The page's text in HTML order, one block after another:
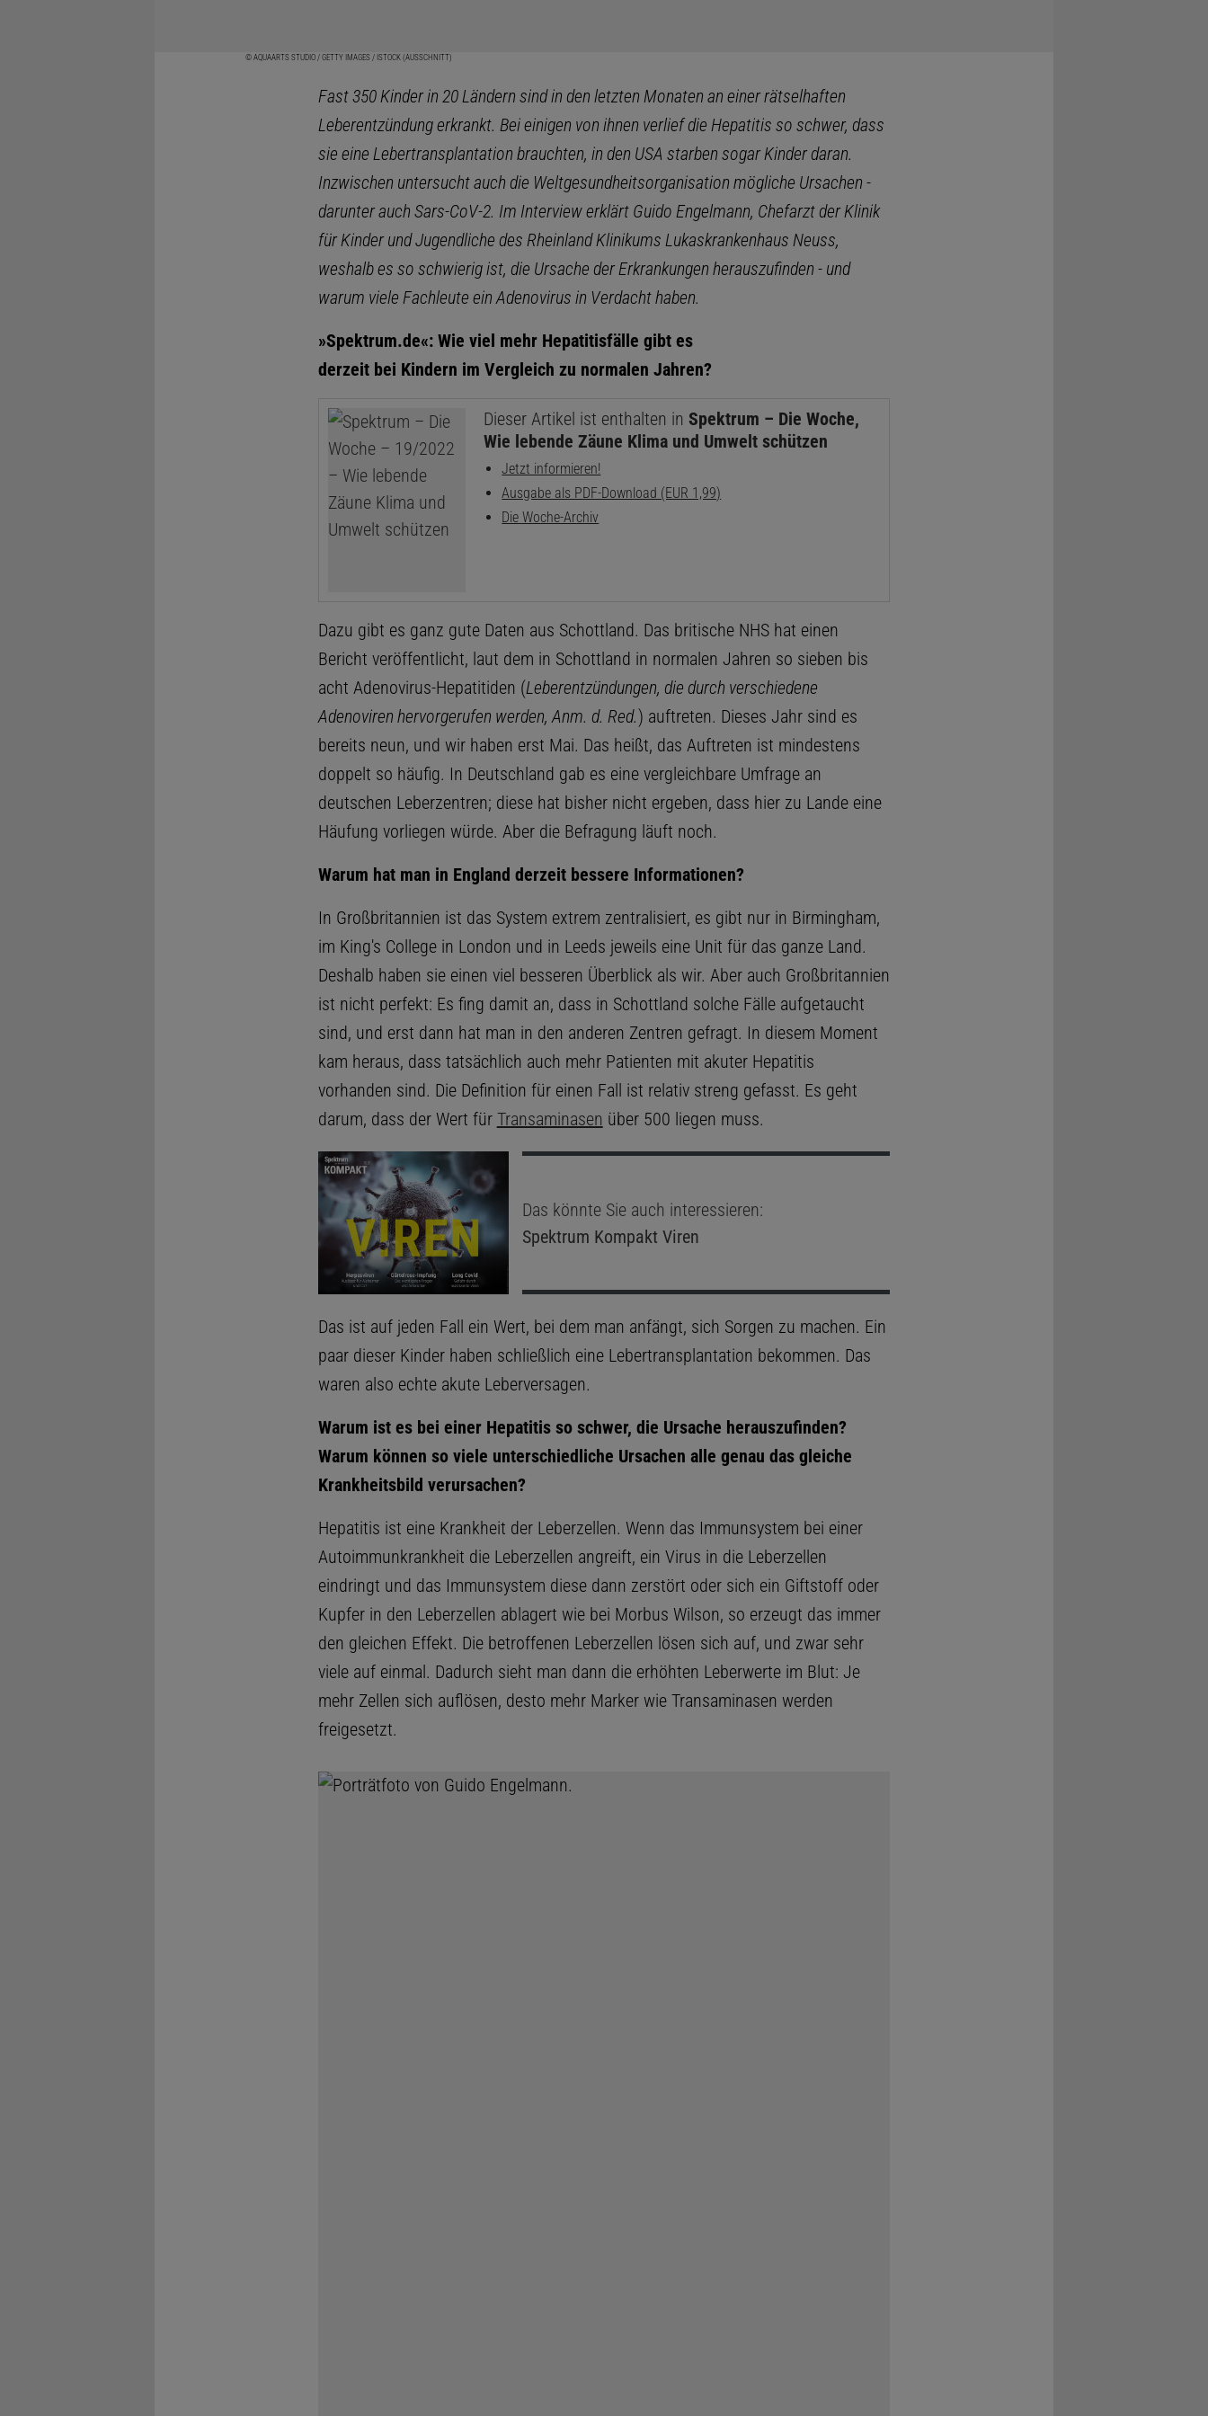
© AQUAARTS STUDIO / GETTY IMAGES / ISTOCK (AUSSCHNITT)
Fast 350 Kinder in 20 Ländern sind in den letzten Monaten an einer rätselhaften
Leberentzündung erkrankt. Bei einigen von ihnen verlief die Hepatitis so schwer, dass
sie eine Lebertransplantation brauchten, in den USA starben sogar Kinder daran.
Inzwischen untersucht auch die Weltgesundheitsorganisation mögliche Ursachen -
darunter auch Sars-CoV-2. Im Interview erklärt Guido Engelmann, Chefarzt der Klinik
für Kinder und Jugendliche des Rheinland Klinikums Lukaskrankenhaus Neuss,
weshalb es so schwierig ist, die Ursache der Erkrankungen herauszufinden - und
warum viele Fachleute ein Adenovirus in Verdacht haben.
»Spektrum.de«: Wie viel mehr Hepatitisfälle gibt es
derzeit bei Kindern im Vergleich zu normalen Jahren?
Dieser Artikel ist enthalten inSpektrum – Die Woche,
Wie lebende Zäune Klima und Umwelt schützen
Jetzt informieren!
Ausgabe als PDF-Download (EUR 1,99)
Die Woche-Archiv
Dazu gibt es ganz gute Daten aus Schottland. Das britische NHS hat einen
Bericht veröffentlicht, laut dem in Schottland in normalen Jahren so sieben bis
acht Adenovirus-Hepatitiden (Leberentzündungen, die durch verschiedene
Adenoviren hervorgerufen werden, Anm. d. Red.) auftreten. Dieses Jahr sind es
bereits neun, und wir haben erst Mai. Das heißt, das Auftreten ist mindestens
doppelt so häufig. In Deutschland gab es eine vergleichbare Umfrage an
deutschen Leberzentren; diese hat bisher nicht ergeben, dass hier zu Lande eine
Häufung vorliegen würde. Aber die Befragung läuft noch.
Warum hat man in England derzeit bessere Informationen?
In Großbritannien ist das System extrem zentralisiert, es gibt nur in Birmingham,
im King's College in London und in Leeds jeweils eine Unit für das ganze Land.
Deshalb haben sie einen viel besseren Überblick als wir. Aber auch Großbritannien
ist nicht perfekt: Es fing damit an, dass in Schottland solche Fälle aufgetaucht
sind, und erst dann hat man in den anderen Zentren gefragt. In diesem Moment
kam heraus, dass tatsächlich auch mehr Patienten mit akuter Hepatitis
vorhanden sind. Die Definition für einen Fall ist relativ streng gefasst. Es geht
darum, dass der Wert für Transaminasen über 500 liegen muss.
Das könnte Sie auch interessieren:
Spektrum Kompakt Viren
Das ist auf jeden Fall ein Wert, bei dem man anfängt, sich Sorgen zu machen. Ein
paar dieser Kinder haben schließlich eine Lebertransplantation bekommen. Das
waren also echte akute Leberversagen.
Warum ist es bei einer Hepatitis so schwer, die Ursache herauszufinden?
Warum können so viele unterschiedliche Ursachen alle genau das gleiche
Krankheitsbild verursachen?
Hepatitis ist eine Krankheit der Leberzellen. Wenn das Immunsystem bei einer
Autoimmunkrankheit die Leberzellen angreift, ein Virus in die Leberzellen
eindringt und das Immunsystem diese dann zerstört oder sich ein Giftstoff oder
Kupfer in den Leberzellen ablagert wie bei Morbus Wilson, so erzeugt das immer
den gleichen Effekt. Die betroffenen Leberzellen lösen sich auf, und zwar sehr
viele auf einmal. Dadurch sieht man dann die erhöhten Leberwerte im Blut: Je
mehr Zellen sich auflösen, desto mehr Marker wie Transaminasen werden
freigesetzt.